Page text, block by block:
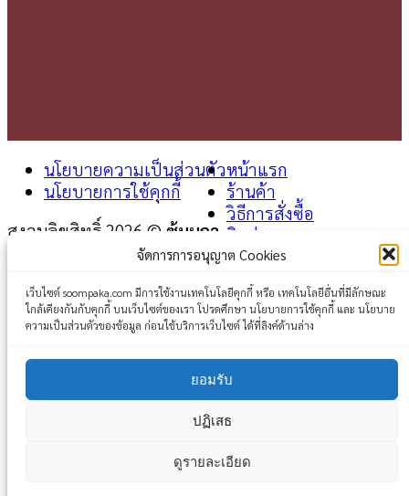
จัดการการอนุญาต Cookies
เว็บไซต์ soompaka.com มีการใช้งานเทคโนโลยีคุกกี้ หรือ เทคโนโลยีอื่นที่มีลักษณะ
ใกล้เคียงกันกับคุกกี้ บนเว็บไซต์ของเรา โปรดศึกษา นโยบายการใช้คุกกี้ และ นโยบาย
ความเป็นส่วนตัวของข้อมูล ก่อนใช้บริการเว็บไซต์ ได้ที่ลิงค์ด้านล่าง
ยอมรับ
ปฏิเสธ
ดูรายละเอียด
นโยบายความเป็นส่วนตัว
นโยบายการใช้คุกกี้
สงวนลิขสิทธิ์ 2026 © ซุ้มผกา
หน้าแรก
ร้านค้า
วิธีการสั่งซื้อ
ติดต่อเรา
Login
Username or email address*
Password*
Remember me